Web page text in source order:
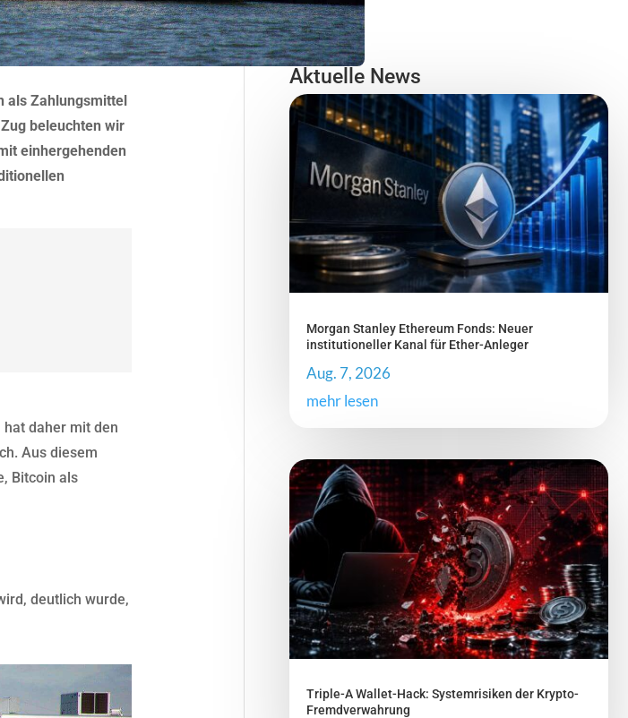
als Zahlungsmittel
beleuchten wir
einhergehenden
daher mit den
Aus diesem
Bitcoin als
deutlich wurde,
Aktuelle News
Morgan Stanley Ethereum Fonds: Neuer
institutioneller Kanal für Ether-Anleger
Aug. 7, 2026
mehr lesen
Triple-A Wallet-Hack: Systemrisiken der Krypto-
Fremdverwahrung